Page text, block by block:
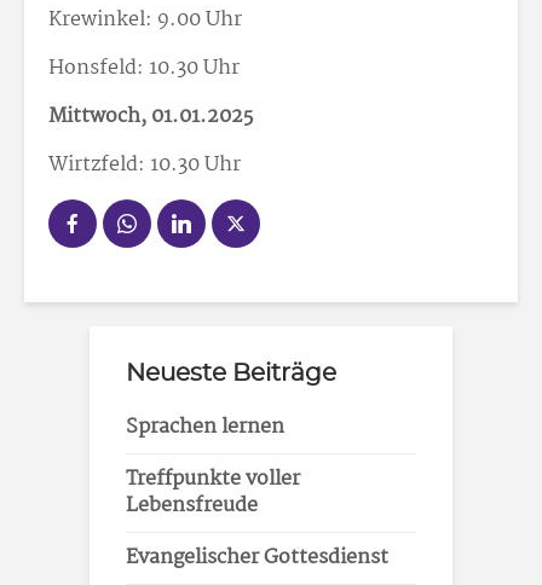
Krewinkel: 9.00 Uhr
Honsfeld: 10.30 Uhr
Mittwoch, 01.01.2025
Wirtzfeld: 10.30 Uhr
Neueste Beiträge
Sprachen lernen
Treffpunkte voller
Lebensfreude
Evangelischer Gottesdienst